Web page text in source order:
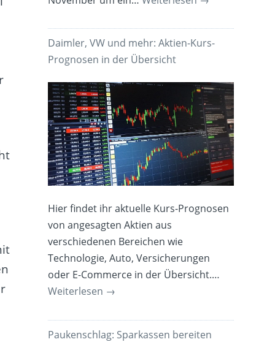
Daimler, VW und mehr: Aktien-Kurs-
Prognosen in der Übersicht
Hier findet ihr aktuelle Kurs-Prognosen
von angesagten Aktien aus
verschiedenen Bereichen wie
Technologie, Auto, Versicherungen
oder E-Commerce in der Übersicht.…
Weiterlesen →
Paukenschlag: Sparkassen bereiten